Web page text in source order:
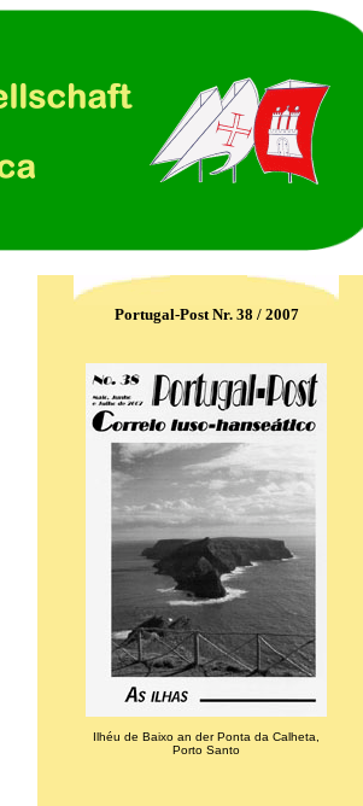
Portugal-Post Nr. 38 / 2007
Ilhéu de Baixo an der Ponta da Calheta,
Porto Santo